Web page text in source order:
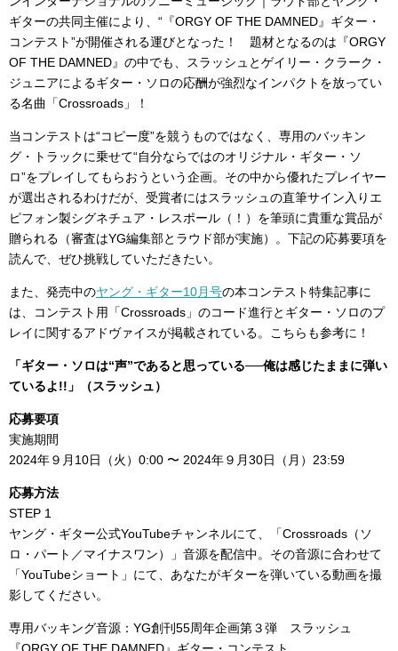
ギターの共同主催により、“『ORGY OF THE DAMNED』ギター・
コンテスト”が開催される運びとなった！ 題材となるのは『ORGY
OF THE DAMNED』の中でも、スラッシュとゲイリー・クラーク・
ジュニアによるギター・ソロの応酬が強烈なインパクトを放ってい
る名曲「Crossroads」！
当コンテストは“コピー度”を競うものではなく、専用のバッキン
グ・トラックに乗せて“自分ならではのオリジナル・ギター・ソ
ロ”をプレイしてもらおうという企画。その中から優れたプレイヤー
が選出されるわけだが、受賞者にはスラッシュの直筆サイン入りエ
ピフォン製シグネチュア・レスポール（！）を筆頭に貴重な賞品が
贈られる（審査はYG編集部とラウド部が実施）。下記の応募要項を
読んで、ぜひ挑戦していただきたい。
また、発売中のヤング・ギター10月号の本コンテスト特集記事に
は、コンテスト用「Crossroads」のコード進行とギター・ソロのプ
レイに関するアドヴァイスが掲載されている。こちらも参考に！
「ギター・ソロは“声”であると思っている──俺は感じたままに弾い
ているよ!!」（スラッシュ）
応募要項
実施期間
2024年９月10日（火）0:00 〜 2024年９月30日（月）23:59
応募方法
STEP 1
ヤング・ギター公式YouTubeチャンネルにて、「Crossroads（ソ
ロ・パート／マイナスワン）」音源を配信中。その音源に合わせて
「YouTubeショート」にて、あなたがギターを弾いている動画を撮
影してください。
専用バッキング音源：YG創刊55周年企画第３弾 スラッシュ